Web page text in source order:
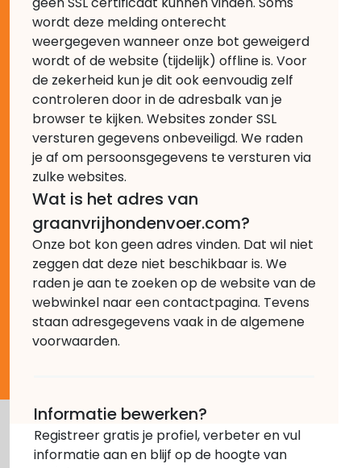
wordt deze melding onterecht
weergegeven wanneer onze bot geweigerd
wordt of de website (tijdelijk) offline is. Voor
de zekerheid kun je dit ook eenvoudig zelf
controleren door in de adresbalk van je
browser te kijken. Websites zonder SSL
versturen gegevens onbeveiligd. We raden
je af om persoonsgegevens te versturen via
zulke websites.
Wat is het adres van
graanvrijhondenvoer.com?
Onze bot kon geen adres vinden. Dat wil niet
zeggen dat deze niet beschikbaar is. We
raden je aan te zoeken op de website van de
webwinkel naar een contactpagina. Tevens
staan adresgegevens vaak in de algemene
voorwaarden.
Informatie bewerken?
Registreer gratis je profiel, verbeter en vul
informatie aan en blijf op de hoogte van